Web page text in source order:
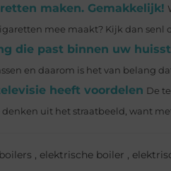
maken. Gemakkelijk!
mee maakt? Kijk dan senl
die past binnen uw
en daarom is het van belang
heeft voordelen De
uit het straatbeeld, want
boilers , elektrische boiler ,